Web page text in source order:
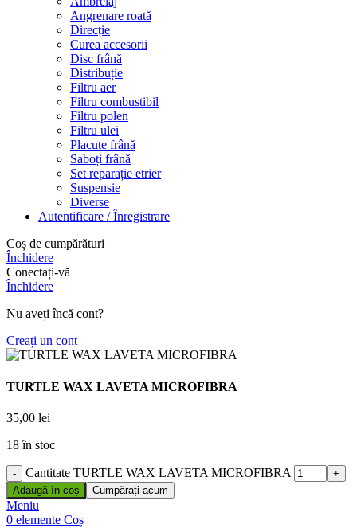
Angrenare roată
Direcție
Curea accesorii
Disc frână
Distribuție
Filtru aer
Filtru combustibil
Filtru polen
Filtru ulei
Placute frână
Saboți frână
Set reparație etrier
Suspensie
Diverse
Autentificare / Înregistrare
Coș de cumpărături
Închidere
Conectați-vă
Închidere
Nu aveți încă cont?
Creați un cont
TURTLE WAX LAVETA MICROFIBRA
35,00 lei
18 în stoc
Cantitate TURTLE WAX LAVETA MICROFIBRA
Adaugă în coș Cumpărați acum
Meniu
0 elemente Coș